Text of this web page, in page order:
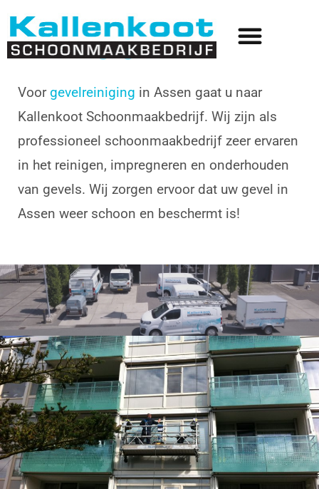
Gevelreiniging Assen
Voor gevelreiniging in Assen gaat u naar
Kallenkoot Schoonmaakbedrijf. Wij zijn als
professioneel schoonmaakbedrijf zeer ervaren
in het reinigen, impregneren en onderhouden
van gevels. Wij zorgen ervoor dat uw gevel in
Assen weer schoon en beschermt is!